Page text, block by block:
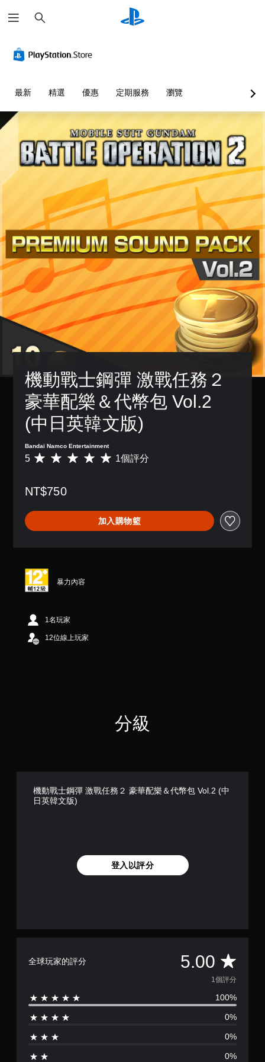
尋
最新 精選 優惠 定期服務 瀏覽
機動戰士鋼彈 激戰任務２
豪華配樂＆代幣包 Vol.2
(中日英韓文版)
Bandai Namco Entertainment
平
分
5
顆
星
5
顆
，
1
5 1個評分
NT$750
加入購物籃
暴力內容
1名玩家
12位線上玩家
分級
機動戰士鋼彈 激戰任務２ 豪華配樂＆代幣包 Vol.2 (中
日英韓文版)
登入以評分
全球玩家的評分 5.00 平
均
評
分
1個評分
100%
0%
0%
0%